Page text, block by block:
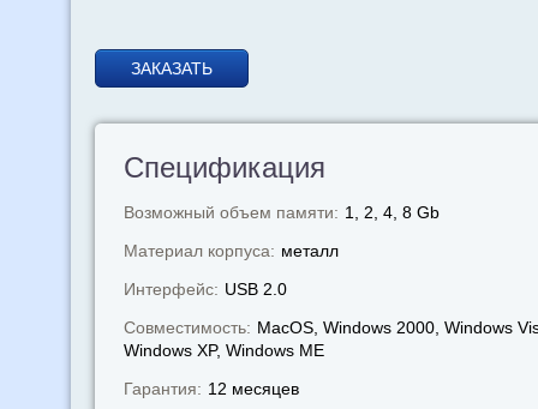
ЗАКАЗАТЬ
Спецификация
Возможный объем памяти: 1, 2, 4, 8 Gb
Материал корпуса: металл
Интерфейс: USB 2.0
Совместимость: MacOS, Windows 2000, Windows
Windows XP, Windows МЕ
Гарантия: 12 месяцев